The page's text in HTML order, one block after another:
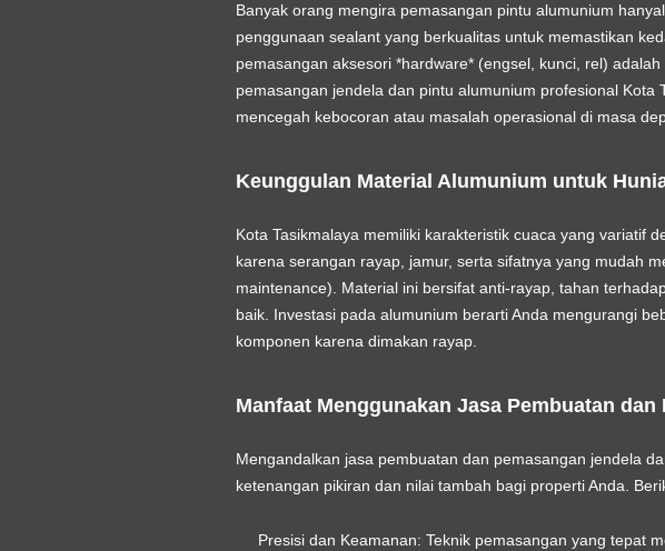
Banyak orang mengira pemasangan pintu alumunium
penggunaan sealantyang berkualitas untuk memastikan
pemasangan aksesori *hardware* (engsel, kunci, rel)
pemasangan jendela dan pintu alumunium profesional Kota
mencegah kebocoran atau masalah operasional di masa
Keunggulan Material Alumunium untuk
Kota Tasikmalaya memiliki karakteristik cuaca yang variatif
karena serangan rayap, jamur, serta sifatnya yang mudah
maintenance). Material ini bersifat anti-rayap, tahan
baik. Investasi pada alumunium berarti Anda mengurangi
komponen karena dimakan rayap.
Manfaat Menggunakan Jasa Pembuatan dan
Mengandalkan jasa pembuatan dan pemasangan jendela
ketenangan pikiran dan nilai tambah bagi properti Anda.
Presisi dan Keamanan: Teknik pemasangan yang tepat